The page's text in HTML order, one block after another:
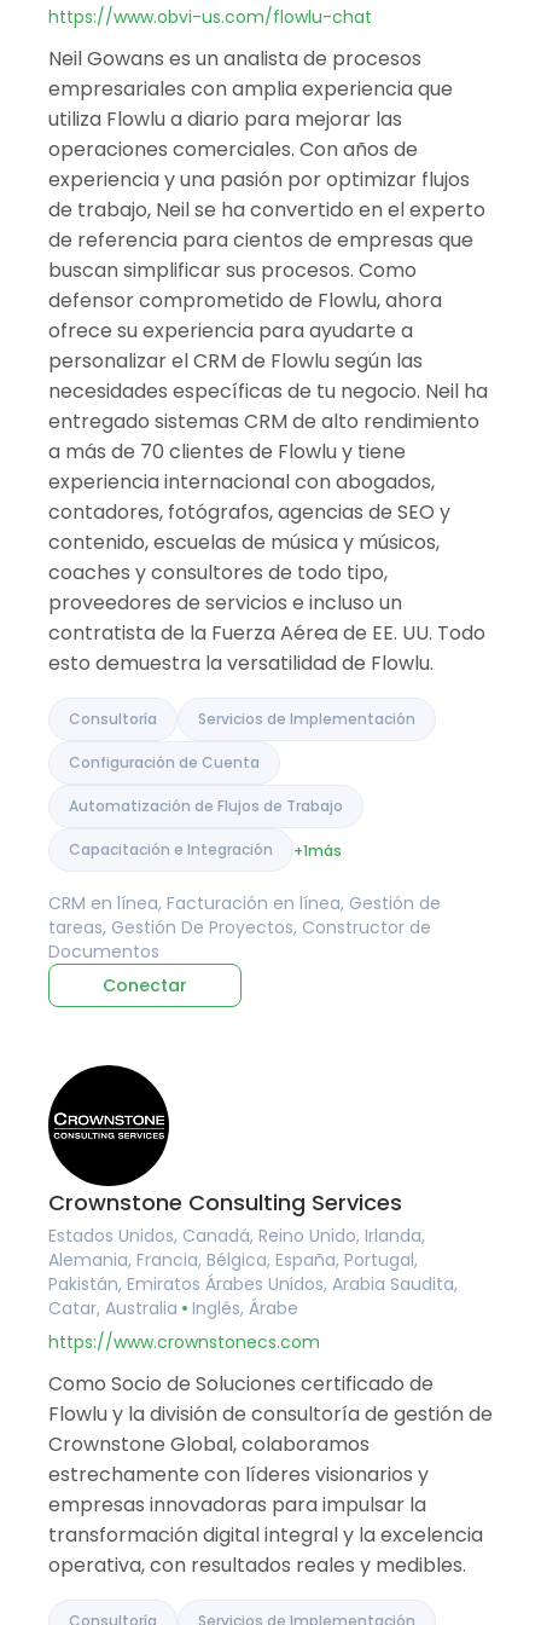
Albania
India
https://www.obvi-us.com/flowlu-chat
Neil Gowans es un analista de procesos
empresariales con amplia experiencia que
utiliza Flowlu a diario para mejorar las
operaciones comerciales. Con años de
experiencia y una pasión por optimizar flujos
de trabajo, Neil se ha convertido en el experto
de referencia para cientos de empresas que
buscan simplificar sus procesos. Como
defensor comprometido de Flowlu, ahora
ofrece su experiencia para ayudarte a
personalizar el CRM de Flowlu según las
necesidades específicas de tu negocio. Neil ha
entregado sistemas CRM de alto rendimiento
a más de 70 clientes de Flowlu y tiene
experiencia internacional con abogados,
contadores, fotógrafos, agencias de SEO y
contenido, escuelas de música y músicos,
coaches y consultores de todo tipo,
proveedores de servicios e incluso un
contratista de la Fuerza Aérea de EE. UU. Todo
esto demuestra la versatilidad de Flowlu.
Consultoría Servicios de Implementación
Configuración de Cuenta
Automatización de Flujos de Trabajo
Capacitación e Integración +1más
CRM en línea, Facturación en línea, Gestión de
tareas, Gestión De Proyectos, Constructor de
Documentos
Conectar
Crownstone Consulting Services
Estados Unidos, Canadá, Reino Unido, Irlanda,
Alemania, Francia, Bélgica, España, Portugal,
Pakistán, Emiratos Árabes Unidos, Arabia Saudita,
Catar, Australia
Inglés, Árabe
https://www.crownstonecs.com
Como Socio de Soluciones certificado de
Flowlu y la división de consultoría de gestión de
Crownstone Global, colaboramos
estrechamente con líderes visionarios y
empresas innovadoras para impulsar la
transformación digital integral y la excelencia
operativa, con resultados reales y medibles.
Consultoría Servicios de Implementación